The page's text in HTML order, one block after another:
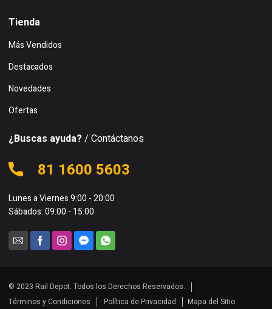
Tienda
Más Vendidos
Destacados
Novedades
Ofertas
¿Buscas ayuda? / Contáctanos
81 1600 5603
Lunes a Viernes 9:00 - 20:00
Sábados: 09:00 - 15:00
© 2023 Rail Depot. Todos los Derechos Reservados.
Términos y Condiciones
Política de Privacidad Mapa del Sitio